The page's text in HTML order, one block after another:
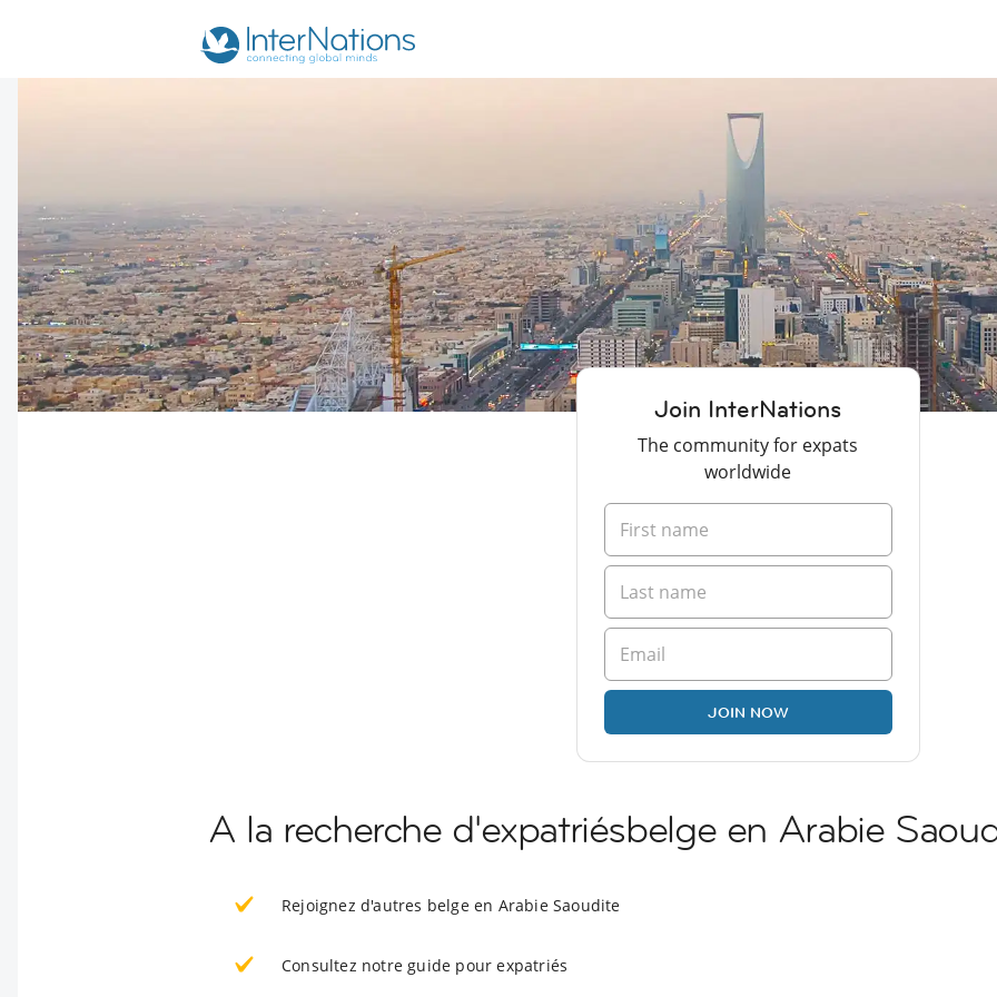
Join InterNations
The community for expats
worldwide
JOIN NOW
A la recherche d'expatriésbelge en Arabie
Rejoignez d'autres belge en Arabie Saoudite
Consultez notre guide pour expatriés